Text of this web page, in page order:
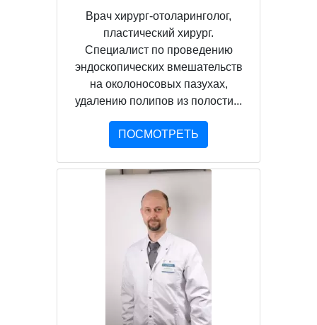
Врач хирург-отоларинголог,
пластический хирург.
Специалист по проведению
эндоскопических вмешательств
на околоносовых пазухах,
удалению полипов из полости...
ПОСМОТРЕТЬ